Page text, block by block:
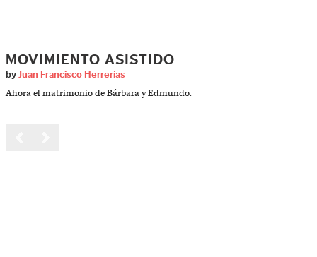
MOVIMIENTO ASISTIDO
by Juan Francisco Herrerías
Ahora el matrimonio de Bárbara y Edmundo.